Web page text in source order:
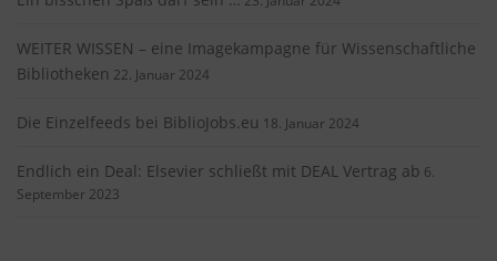
WEITER WISSEN – eine Imagekampagne für Wissenschaftliche
Bibliotheken 22. Januar 2024
Die Einzelfeeds bei BiblioJobs.eu 18. Januar 2024
Endlich ein Deal: Elsevier schließt mit DEAL Vertrag ab 6.
September 2023